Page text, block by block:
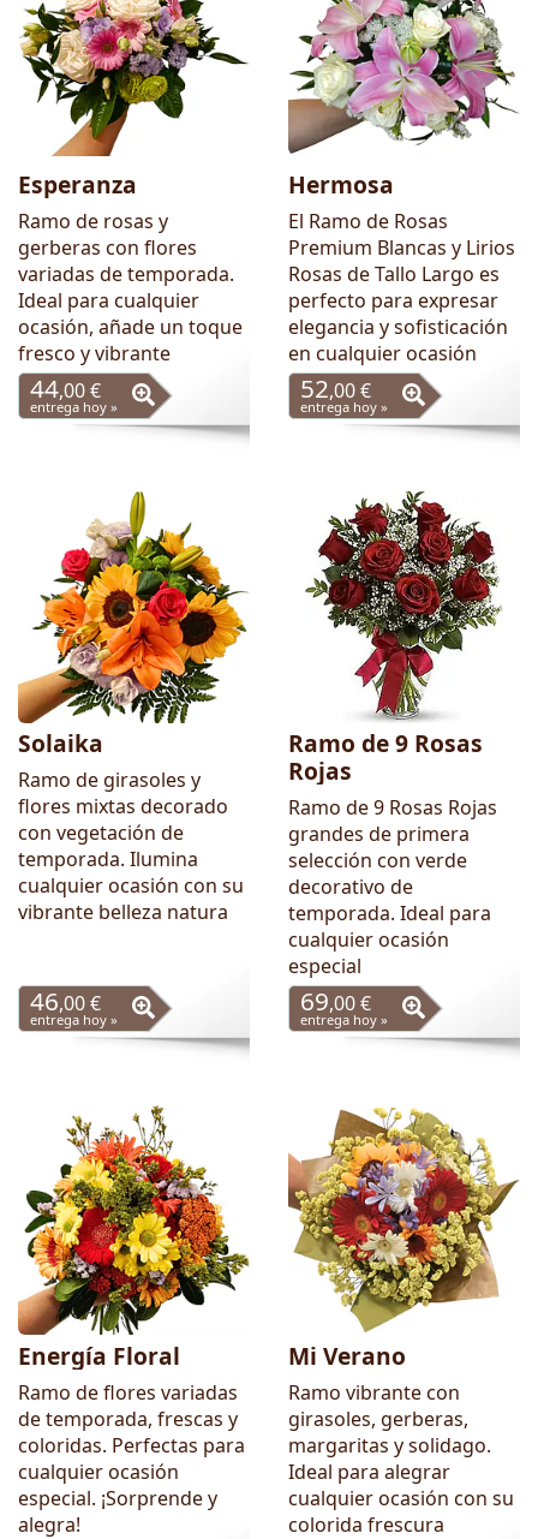
Esperanza
Ramo de rosas y
gerberas con flores
variadas de temporada.
Ideal para cualquier
ocasión, añade un toque
fresco y vibrante
44,00 €
entrega hoy »
Hermosa
El Ramo de Rosas
Premium Blancas y Lirios
Rosas de Tallo Largo es
perfecto para expresar
elegancia y sofisticación
en cualquier ocasión
52,00 €
entrega hoy »
Solaika
Ramo de girasoles y
flores mixtas decorado
con vegetación de
temporada. Ilumina
cualquier ocasión con su
vibrante belleza natura
46,00 €
entrega hoy »
Ramo de 9 Rosas
Rojas
Ramo de 9 Rosas Rojas
grandes de primera
selección con verde
decorativo de
temporada. Ideal para
cualquier ocasión
especial
69,00 €
entrega hoy »
Energía Floral
Ramo de flores variadas
de temporada, frescas y
coloridas. Perfectas para
cualquier ocasión
especial. ¡Sorprende y
alegra!
Mi Verano
Ramo vibrante con
girasoles, gerberas,
margaritas y solidago.
Ideal para alegrar
cualquier ocasión con su
colorida frescura